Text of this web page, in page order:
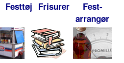
Festtøj Frisurer
Fest-
arrangør